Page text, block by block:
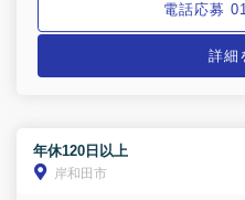
電話応募
詳細
年休120日以上
岸和田市